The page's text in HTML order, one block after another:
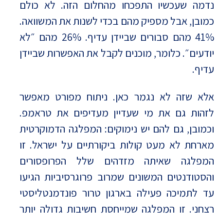
נדמה שעכשיו התפכחו מהחלום הזה. לא כולם
כמובן, אבל מספיק מהם בכדי לשנות את המשוואה.
41% מהם סבורים שביידן עדיף. 26% מהם ״לא
יודעים״. כלומר, מוכנים לקבל את האפשרות שביידן
עדיף.
אלא שזה לא נגמר כאן. ניתוח מפורט מאפשר
לזהות גם את מי שעדיין מעדיפים את טראמפ.
וכמובן, גם להם יש נימוקים: המפלגה הדמוקרטית
מארחת לא מעט קולות ביקורתיים על ישראל. זו
המפלגה שאיתה מזדהים שלל הפרופסורים
והסטודנטים המשונים שמרוב פרוגרסיביות הגיעו
עד לתמיכה פעילה בארגון טרור פונדמנטליסטי
רצחני. זו המפלגה שמייחסת חשיבות גדולה יותר